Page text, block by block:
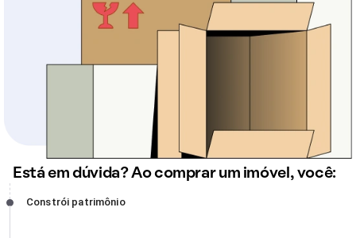
Está em dúvida? Ao comprar um imóvel, você:
Constrói patrimônio, incompleto
Constrói patrimônio